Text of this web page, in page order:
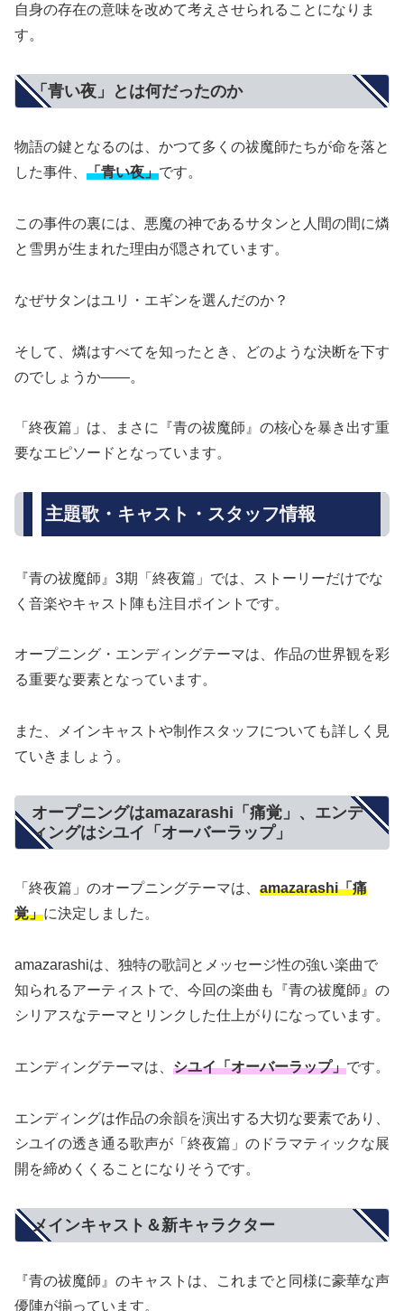
自身の存在の意味を改めて考えさせられることになりま
す。
「青い夜」とは何だったのか
物語の鍵となるのは、かつて多くの祓魔師たちが命を落と
した事件、 「青い夜」です。
この事件の裏には、悪魔の神であるサタンと人間の間に燐
と雪男が生まれた理由が隠されています。
なぜサタンはユリ・エギンを選んだのか？
そして、燐はすべてを知ったとき、どのような決断を下す
のでしょうか――。
「終夜篇」は、まさに『青の祓魔師』の核心を暴き出す重
要なエピソードとなっています。
主題歌・キャスト・スタッフ情報
『青の祓魔師』3期「終夜篇」では、ストーリーだけでな
く音楽やキャスト陣も注目ポイントです。
オープニング・エンディングテーマは、作品の世界観を彩
る重要な要素となっています。
また、メインキャストや制作スタッフについても詳しく見
ていきましょう。
オープニングはamazarashi「痛覚」、エンデ
ィングはシユイ「オーバーラップ」
「終夜篇」のオープニングテーマは、 amazarashi「痛
覚」に決定しました。
amazarashiは、独特の歌詞とメッセージ性の強い楽曲で
知られるアーティストで、今回の楽曲も『青の祓魔師』の
シリアスなテーマとリンクした仕上がりになっています。
エンディングテーマは、 シユイ「オーバーラップ」です。
エンディングは作品の余韻を演出する大切な要素であり、
シユイの透き通る歌声が「終夜篇」のドラマティックな展
開を締めくくることになりそうです。
メインキャスト＆新キャラクター
『青の祓魔師』のキャストは、これまでと同様に豪華な声
優陣が揃っています。